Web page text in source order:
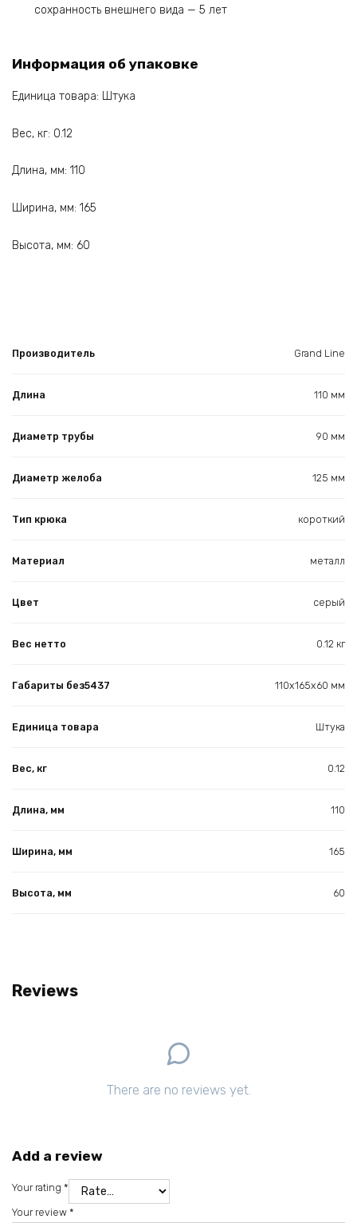
сохранность внешнего вида — 5 лет
Информация об упаковке
Единица товара: Штука
Вес, кг: 0.12
Длина, мм: 110
Ширина, мм: 165
Высота, мм: 60
Производитель Grand Line
Длина 110 мм
Диаметр трубы 90 мм
Диаметр желоба 125 мм
Тип крюка короткий
Материал металл
Цвет серый
Вес нетто 0.12 кг
Габариты без5437 110х165х60 мм
Единица товара Штука
Вес, кг 0.12
Длина, мм 110
Ширина, мм 165
Высота, мм 60
Reviews
There are no reviews yet.
Add a review
Your rating *
Your review *